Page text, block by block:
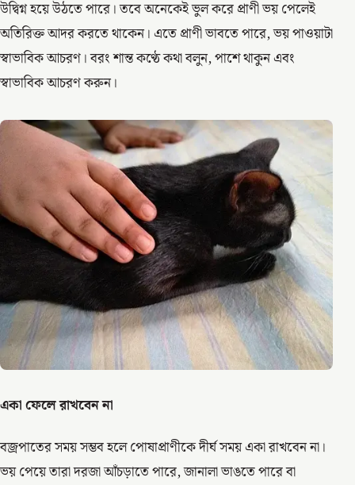
উদ্বিগ্ন হয়ে উঠতে পারে। তবে অনেকেই ভুল করে প্রাণী ভয় পেলেই
অতিরিক্ত আদর করতে থাকেন। এতে প্রাণী ভাবতে পারে, ভয় পাওয়াটা
স্বাভাবিক আচরণ। বরং শান্ত কণ্ঠে কথা বলুন, পাশে থাকুন এবং
স্বাভাবিক আচরণ করুন।
একা ফেলে রাখবেন না
বজ্রপাতের সময় সম্ভব হলে পোষাপ্রাণীকে দীর্ঘ সময় একা রাখবেন না।
ভয় পেয়ে তারা দরজা আঁচড়াতে পারে, জানালা ভাঙতে পারে বা